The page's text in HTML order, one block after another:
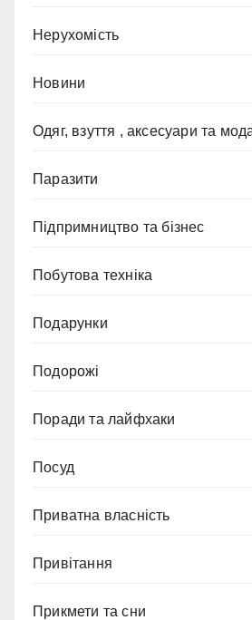
Нерухомість
Новини
Одяг, взуття , аксесуари та
Паразити
Підпримництво та бізнес
Побутова техніка
Подарунки
Подорожі
Поради та лайфхаки
Посуд
Приватна власність
Привітання
Прикмети та сни